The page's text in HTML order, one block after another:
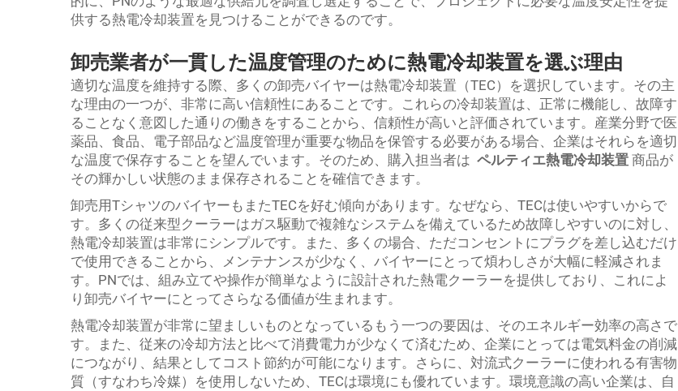
供する熱電冷却装置を見つけることができるのです。
卸売業者が一貫した温度管理のために熱電冷却装置を選ぶ理由
適切な温度を維持する際、多くの卸売バイヤーは熱電冷却装置（TEC）を選択しています。その主
な理由の一つが、非常に高い信頼性にあることです。これらの冷却装置は、正常に機能し、故障す
ることなく意図した通りの働きをすることから、信頼性が高いと評価されています。産業分野で医
薬品、食品、電子部品など温度管理が重要な物品を保管する必要がある場合、企業はそれらを適切
な温度で保存することを望んでいます。そのため、購入担当者は ペルティエ熱電冷却装置 商品が
その輝かしい状態のまま保存されることを確信できます。
卸売用TシャツのバイヤーもまたTECを好む傾向があります。なぜなら、TECは使いやすいからで
す。多くの従来型クーラーはガス駆動で複雑なシステムを備えているため故障しやすいのに対し、
熱電冷却装置は非常にシンプルです。また、多くの場合、ただコンセントにプラグを差し込むだけ
で使用できることから、メンテナンスが少なく、バイヤーにとって煩わしさが大幅に軽減されま
す。PNでは、組み立てや操作が簡単なように設計された熱電クーラーを提供しており、これによ
り卸売バイヤーにとってさらなる価値が生まれます。
熱電冷却装置が非常に望ましいものとなっているもう一つの要因は、そのエネルギー効率の高さで
す。また、従来の冷却方法と比べて消費電力が少なくて済むため、企業にとっては電気料金の削減
につながり、結果としてコスト節約が可能になります。さらに、対流式クーラーに使われる有害物
質（すなわち冷媒）を使用しないため、TECは環境にも優れています。環境意識の高い企業は、自